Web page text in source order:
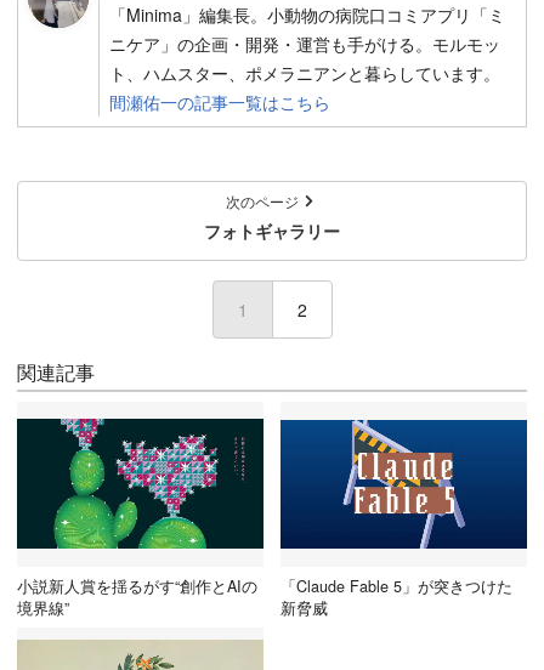
「Minima」編集長。小動物の病院口コミアプリ「ミ
ニケア」の企画・開発・運営も手がける。モルモッ
ト、ハムスター、ポメラニアンと暮らしています。
間瀬佑一の記事一覧はこちら
次のページ
フォトギャラリー
1 2
関連記事
小説新人賞を揺るがす“創作とAIの
境界線”
「Claude Fable 5」が突きつけた
新脅威